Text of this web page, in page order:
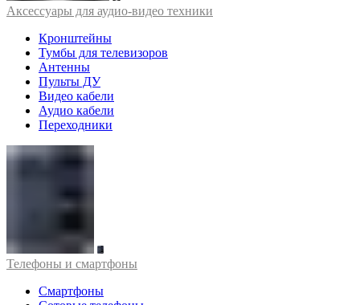
Аксессуары для аудио-видео техники
Кронштейны
Тумбы для телевизоров
Антенны
Пульты ДУ
Видео кабели
Аудио кабели
Переходники
Телефоны и смартфоны
Смартфоны